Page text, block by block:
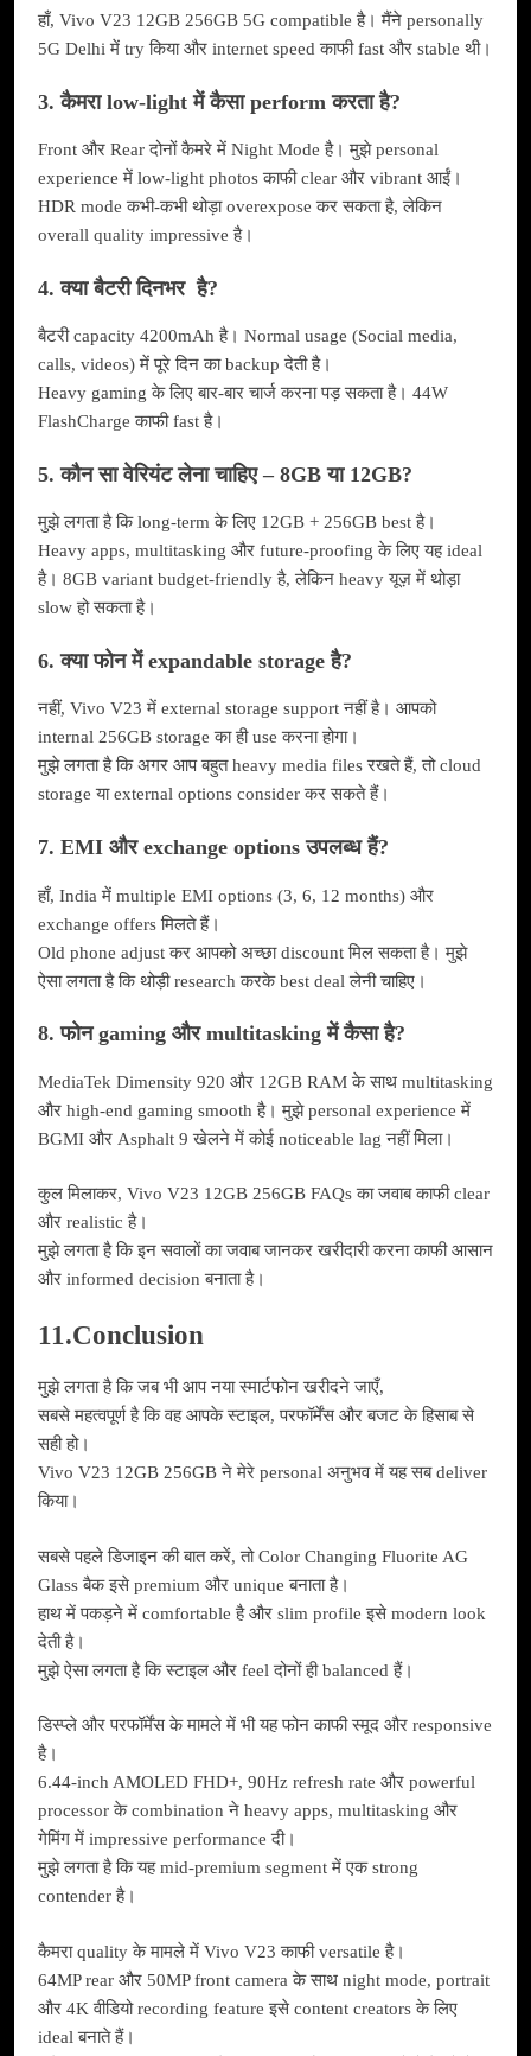
हाँ, Vivo V23 12GB 256GB 5G compatible है। मैंने personally
5G Delhi में try किया और internet speed काफी fast और stable थी।
3. कैमरा low-light में कैसा perform करता है?
Front और Rear दोनों कैमरे में Night Mode है। मुझे personal
experience में low-light photos काफी clear और vibrant आईं।
HDR mode कभी-कभी थोड़ा overexpose कर सकता है, लेकिन
overall quality impressive है।
4. क्या बैटरी दिनभर है?
बैटरी capacity 4200mAh है। Normal usage (Social media,
calls, videos) में पूरे दिन का backup देती है।
Heavy gaming के लिए बार-बार चार्ज करना पड़ सकता है। 44W
FlashCharge काफी fast है।
5. कौन सा वेरियंट लेना चाहिए – 8GB या 12GB?
मुझे लगता है कि long-term के लिए 12GB + 256GB best है।
Heavy apps, multitasking और future-proofing के लिए यह ideal
है। 8GB variant budget-friendly है, लेकिन heavy यूज़ में थोड़ा
slow हो सकता है।
6. क्या फोन में expandable storage है?
नहीं, Vivo V23 में external storage support नहीं है। आपको
internal 256GB storage का ही use करना होगा।
मुझे लगता है कि अगर आप बहुत heavy media files रखते हैं, तो cloud
storage या external options consider कर सकते हैं।
7. EMI और exchange options उपलब्ध हैं?
हाँ, India में multiple EMI options (3, 6, 12 months) और
exchange offers मिलते हैं।
Old phone adjust कर आपको अच्छा discount मिल सकता है। मुझे
ऐसा लगता है कि थोड़ी research करके best deal लेनी चाहिए।
8. फोन gaming और multitasking में कैसा है?
MediaTek Dimensity 920 और 12GB RAM के साथ multitasking
और high-end gaming smooth है। मुझे personal experience में
BGMI और Asphalt 9 खेलने में कोई noticeable lag नहीं मिला।
कुल मिलाकर, Vivo V23 12GB 256GB FAQs का जवाब काफी clear
और realistic है।
मुझे लगता है कि इन सवालों का जवाब जानकर खरीदारी करना काफी आसान
और informed decision बनाता है।
11.Conclusion
मुझे लगता है कि जब भी आप नया स्मार्टफोन खरीदने जाएँ,
सबसे महत्वपूर्ण है कि वह आपके स्टाइल, परफॉर्मेंस और बजट के हिसाब से
सही हो।
Vivo V23 12GB 256GB ने मेरे personal अनुभव में यह सब deliver
किया।
सबसे पहले डिजाइन की बात करें, तो Color Changing Fluorite AG
Glass बैक इसे premium और unique बनाता है।
हाथ में पकड़ने में comfortable है और slim profile इसे modern look
देती है।
मुझे ऐसा लगता है कि स्टाइल और feel दोनों ही balanced हैं।
डिस्प्ले और परफॉर्मेंस के मामले में भी यह फोन काफी स्मूद और responsive
है।
6.44-inch AMOLED FHD+, 90Hz refresh rate और powerful
processor के combination ने heavy apps, multitasking और
गेमिंग में impressive performance दी।
मुझे लगता है कि यह mid-premium segment में एक strong
contender है।
कैमरा quality के मामले में Vivo V23 काफी versatile है।
64MP rear और 50MP front camera के साथ night mode, portrait
और 4K वीडियो recording feature इसे content creators के लिए
ideal बनाते हैं।